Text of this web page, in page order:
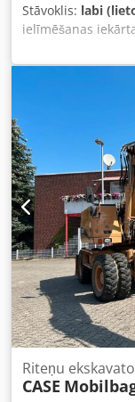
Stāvoklis: labi
ielīmēšanas
iekārta. Ražots
grāmatu bloku
gatava darbam.
cietajā vākā.
biezuma
Formāts: Bloka
– 450 mm Bloka
300 gab./h Jauda:
Schmedt PraForm
ar rievu griezēju.
tehniskā stāvoklī,
parametri: Maks.
kg Jauda: 230V +
iekārtām kopā.
Riteņu
CASE